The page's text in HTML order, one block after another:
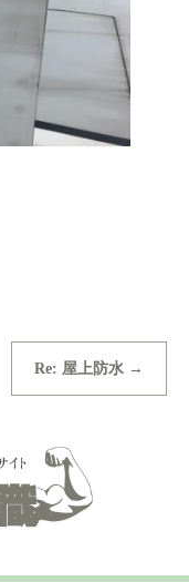
Re: 屋上防水 →